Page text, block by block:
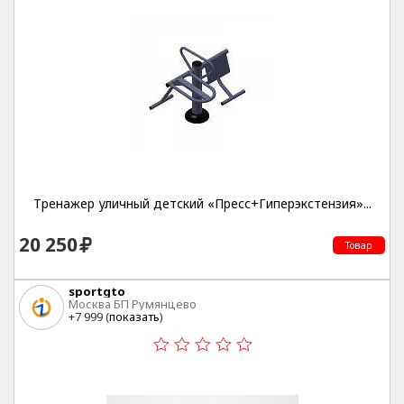
Тренажер уличный детский «Пресс+Гиперэкстензия»...
20 250 Товар
sportgto
Москва БП Румянцево
+7 999 (показать)